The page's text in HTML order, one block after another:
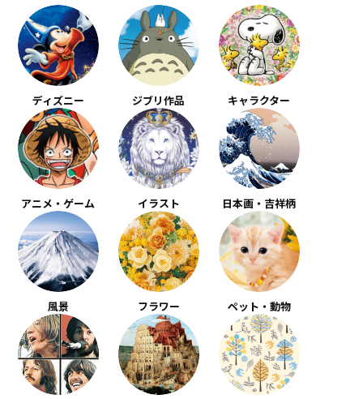
ディズニー ジブリ作品 キャラクター
アニメ・ゲーム イラスト 日本画・吉祥柄
風景 フラワー ペット・動物